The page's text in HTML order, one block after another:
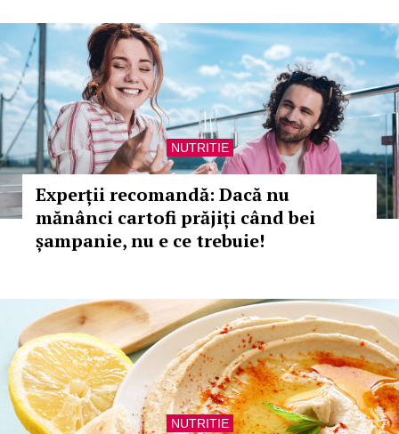
NUTRITIE
Experții recomandă: Dacă nu
mănânci cartofi prăjiți când bei
șampanie, nu e ce trebuie!
NUTRITIE